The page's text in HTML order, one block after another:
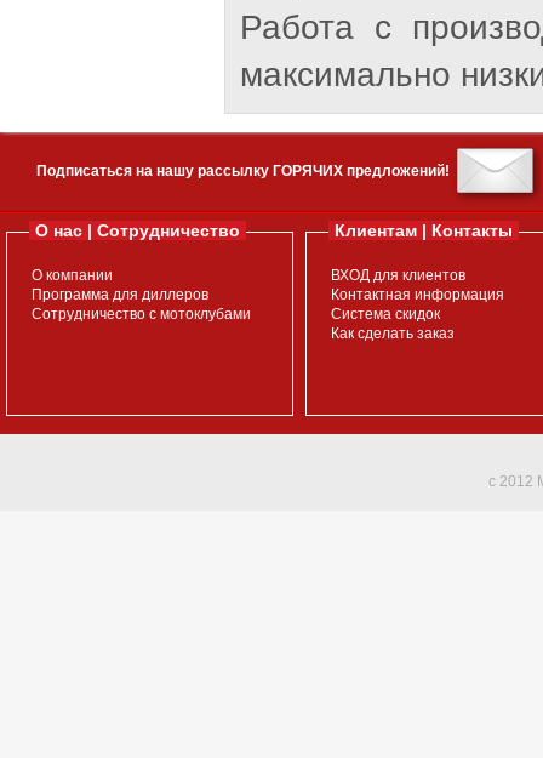
Работа с
максимально
Подписаться на нашу рассылку ГОРЯЧИХ предложений!
О нас | Сотрудничество
О компании
Программа для диллеров
Сотрудничество с мотоклубами
Клиентам | Контакты
ВХОД для клиентов
Контактная информация
Система скидок
Как сделать заказ
c 2012